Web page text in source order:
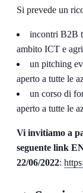
Si prevede un
incontri B2B
ambito ICT e
un pitching
aperto a tutte le
un corso di
aperto a tutte le
Vi invitiamo a
seguente link
22/06/2022: